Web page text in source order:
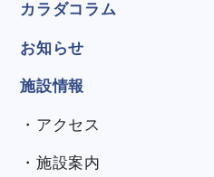
カラダコラム
お知らせ
施設情報
・アクセス
・施設案内